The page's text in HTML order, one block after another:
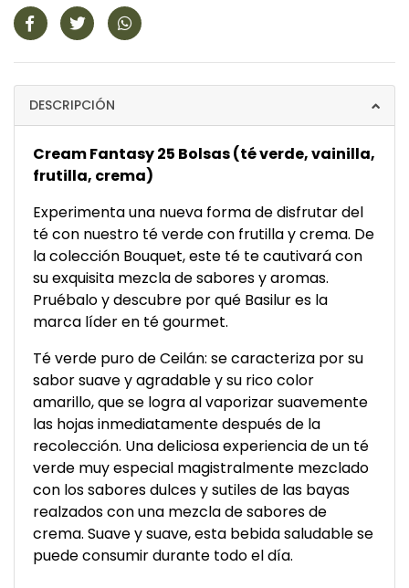
DESCRIPCIÓN
Cream Fantasy 25 Bolsas (té verde, vainilla,
frutilla, crema)
Experimenta una nueva forma de disfrutar del
té con nuestro té verde con frutilla y crema. De
la colección Bouquet, este té te cautivará con
su exquisita mezcla de sabores y aromas.
Pruébalo y descubre por qué Basilur es la
marca líder en té gourmet.
Té verde puro de Ceilán: se caracteriza por su
sabor suave y agradable y su rico color
amarillo, que se logra al vaporizar suavemente
las hojas inmediatamente después de la
recolección. Una deliciosa experiencia de un té
verde muy especial magistralmente mezclado
con los sabores dulces y sutiles de las bayas
realzados con una mezcla de sabores de
crema. Suave y suave, esta bebida saludable se
puede consumir durante todo el día.